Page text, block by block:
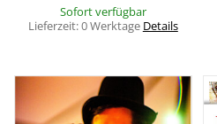
Sofort verfügbar
Lieferzeit:0 Werktage Details